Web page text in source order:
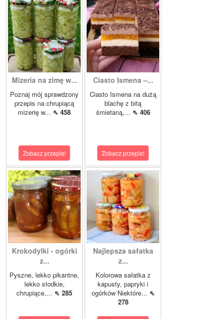
Mizeria na zimę w...
Poznaj mój sprawdzony
przepis na chrupiącą
mizerię w... ⇖ 458
Zobacz przepis!
Ciasto Ismena –...
Ciasto Ismena na dużą
blachę z bitą
śmietaną,... ⇖ 406
Zobacz przepis!
Krokodylki - ogórki
z...
Pyszne, lekko pikantne,
lekko słodkie,
chrupiące,... ⇖ 285
Najlepsza sałatka
z...
Kolorowa sałatka z
kapusty, papryki i
ogórków Niektóre... ⇖
278